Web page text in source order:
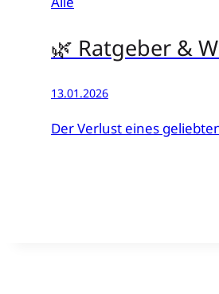
🌿 Ratgeber &
13.01.2026
Der Verlust eines